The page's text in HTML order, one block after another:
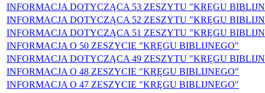
INFORMACJA DOTYCZĄCA 53 ZESZYTU "KRĘGU
INFORMACJA DOTYCZĄCA 52 ZESZYTU "KRĘGU
INFORMACJA DOTYCZĄCA 51 ZESZYTU "KRĘGU
INFORMACJA O 50 ZESZYCIE "KRĘGU BIBLIJNEGO"
INFORMACJA DOTYCZĄCA 49 ZESZYTU "KRĘGU
INFORMACJA O 48 ZESZYCIE "KRĘGU BIBLIJNEGO"
INFORMACJA O 47 ZESZYCIE "KRĘGU BIBLIJNEGO"